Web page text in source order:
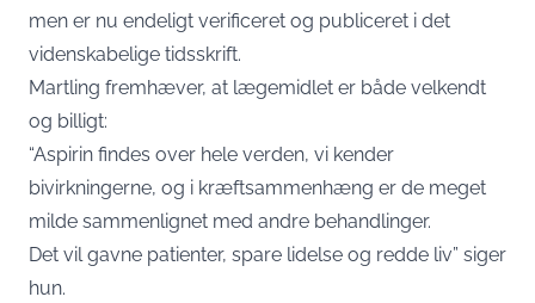
men er nu endeligt verificeret og publiceret i det
videnskabelige tidsskrift.
Martling fremhæver, at lægemidlet er både velkendt
og billigt:
“Aspirin findes over hele verden, vi kender
bivirkningerne, og i kræftsammenhæng er de meget
milde sammenlignet med andre behandlinger.
Det vil gavne patienter, spare lidelse og redde liv” siger
hun.